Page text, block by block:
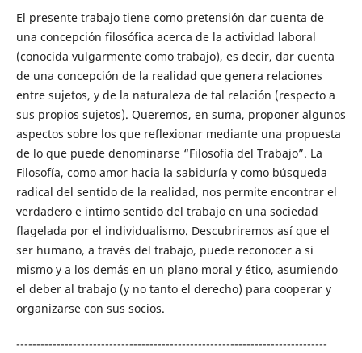
El presente trabajo tiene como pretensión dar cuenta de
una concepción filosófica acerca de la actividad laboral
(conocida vulgarmente como trabajo), es decir, dar cuenta
de una concepción de la realidad que genera relaciones
entre sujetos, y de la naturaleza de tal relación (respecto a
sus propios sujetos). Queremos, en suma, proponer algunos
aspectos sobre los que reflexionar mediante una propuesta
de lo que puede denominarse “Filosofía del Trabajo”. La
Filosofía, como amor hacia la sabiduría y como búsqueda
radical del sentido de la realidad, nos permite encontrar el
verdadero e intimo sentido del trabajo en una sociedad
flagelada por el individualismo. Descubriremos así que el
ser humano, a través del trabajo, puede reconocer a si
mismo y a los demás en un plano moral y ético, asumiendo
el deber al trabajo (y no tanto el derecho) para cooperar y
organizarse con sus socios.
-----------------------------------------------------------------------------